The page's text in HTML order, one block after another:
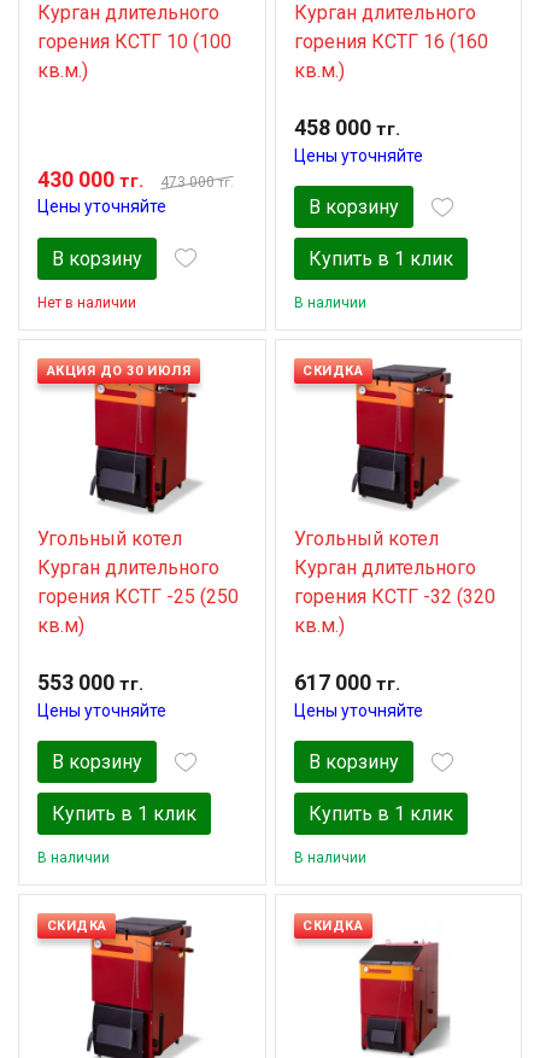
Курган длительного
горения КСТГ 10 (100
кв.м.)
430 000 тг. 473 000тг.
Цены уточняйте
В корзину
Нет в наличии
Курган длительного
горения КСТГ 16 (160
кв.м.)
458 000тг.
Цены уточняйте
В корзину
Купить в 1 клик
В наличии
АКЦИЯ ДО 30 ИЮЛЯ
Угольный котел
Курган длительного
горения КСТГ -25 (250
кв.м)
553 000 тг.
Цены уточняйте
В корзину
Купить в 1 клик
В наличии
СКИДКА
Угольный котел
Курган длительного
горения КСТГ -32 (320
кв.м.)
617 000тг.
Цены уточняйте
В корзину
Купить в 1 клик
В наличии
СКИДКА СКИДКА